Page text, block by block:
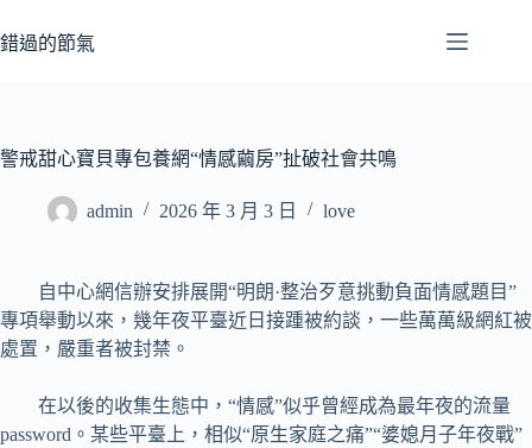
至
容
錯過的節氣
警戒甜心寶貝專包養網“情感繭房”扯破社會共鳴
admin 2026 年 3 月 3 日 love
自中心網信辦安排展開“明朗·整治歹意挑動負面情感題目”
專項舉動以來，幾年夜平臺近日接踵被約談，一些萬萬級網紅被
處置，嚴重者被封禁。
在以後的收集生態中，“情感”似乎曾經成為最年夜的流量
password。某些平臺上，相似“原生家庭之痛”“婆媳月子年夜戰”